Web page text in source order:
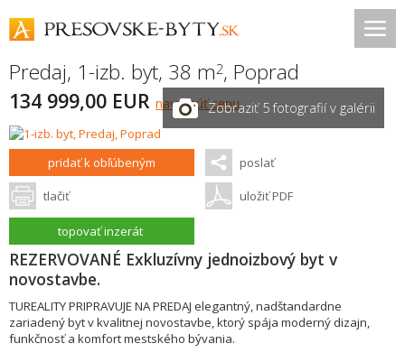
Predaj, 1-izb. byt, 38 m2, Poprad
134 999,00 EUR navrhnúť cenuZobraziť 5 fotografií v galérii
pridať k obľúbeným poslať
tlačiť uložiť PDF
topovať inzerát
REZERVOVANÉ Exkluzívny jednoizbový byt v
novostavbe.
TUREALITY PRIPRAVUJE NA PREDAJ elegantný, nadštandardne
zariadený byt v kvalitnej novostavbe, ktorý spája moderný dizajn,
funkčnosť a komfort mestského bývania.